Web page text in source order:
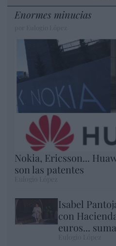
Enormes minucias
Nokia, Ericsson...
son las patentes
Isabel
con
euros...